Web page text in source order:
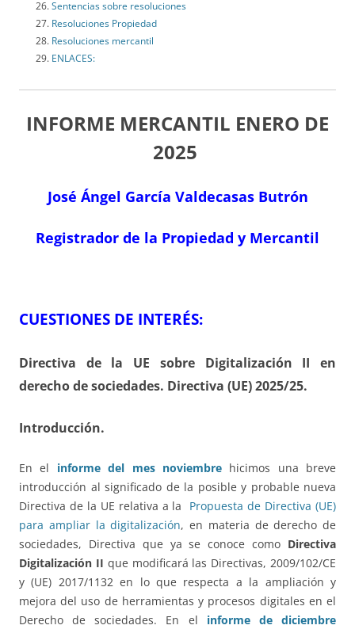
Sentencias sobre resoluciones
Resoluciones Propiedad
Resoluciones mercantil
ENLACES:
INFORME MERCANTIL ENERO DE
2025
José Ángel García Valdecasas Butrón
Registrador de la Propiedad y Mercantil
CUESTIONES DE INTERÉS:
Directiva de la UE sobre Digitalización II en
derecho de sociedades. Directiva (UE) 2025/25.
Introducción.
En el informe del mes noviembrehicimos una breve
introducción al significado de la posible y probable nueva
Directiva de la UE relativa a la Propuesta de Directiva (UE)
para ampliar la digitalización, en materia de derecho de
sociedades, Directiva que ya se conoce como Directiva
Digitalización II que modificará las Directivas, 2009/102/CE
y (UE) 2017/1132 en lo que respecta a la ampliación y
mejora del uso de herramientas y procesos digitales en el
Derecho de sociedades. En el informe de diciembre